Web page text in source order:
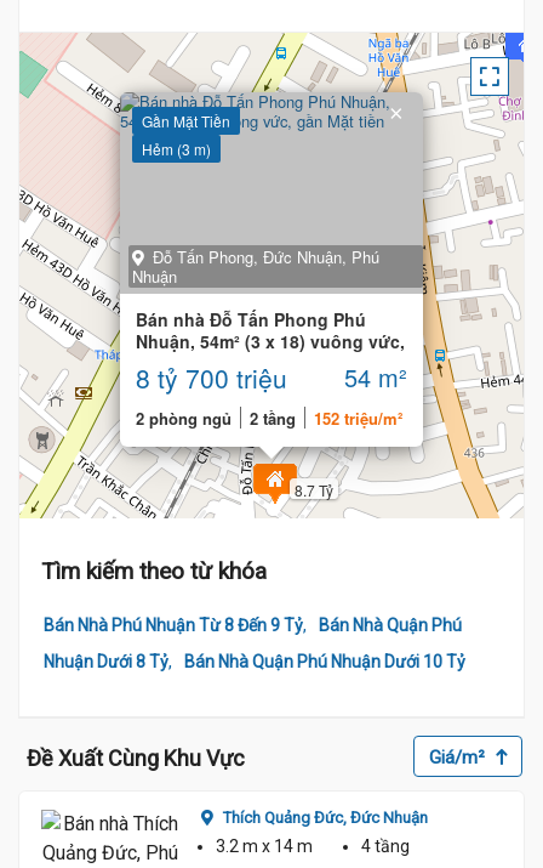
8.7 Tỷ
Gần Mặt Tiền
Hẻm (3 m)
Đỗ Tấn Phong, Đức Nhuận, Phú
Nhuận
Bán nhà Đỗ Tấn Phong Phú
Nhuận, 54m² (3 x 18) vuông vức,
gần Mặt tiền
8 tỷ 700 triệu 54 m²
2 phòng ngủ 2 tầng 152 triệu/m²
×
Tìm kiếm theo từ khóa
Bán Nhà Phú Nhuận Từ 8 Đến 9 Tỷ,
Bán Nhà Quận Phú
Nhuận Dưới 8 Tỷ, Bán Nhà Quận Phú Nhuận Dưới 10 Tỷ
Đề Xuất Cùng Khu Vực Giá/m²
Thích Quảng Đức, Đức Nhuận
3.2 m x 14 m
4 tầng